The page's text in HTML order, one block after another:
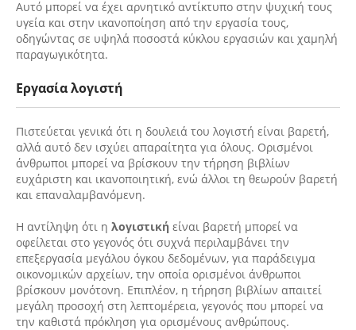
Αυτό μπορεί να έχει αρνητικό αντίκτυπο στην ψυχική τους
υγεία και στην ικανοποίηση από την εργασία τους,
οδηγώντας σε υψηλά ποσοστά κύκλου εργασιών και χαμηλή
παραγωγικότητα.
Εργασία λογιστή
Πιστεύεται γενικά ότι η δουλειά του λογιστή είναι βαρετή,
αλλά αυτό δεν ισχύει απαραίτητα για όλους. Ορισμένοι
άνθρωποι μπορεί να βρίσκουν την τήρηση βιβλίων
ευχάριστη και ικανοποιητική, ενώ άλλοι τη θεωρούν βαρετή
και επαναλαμβανόμενη.
Η αντίληψη ότι η λογιστική είναι βαρετή μπορεί να
οφείλεται στο γεγονός ότι συχνά περιλαμβάνει την
επεξεργασία μεγάλου όγκου δεδομένων, για παράδειγμα
οικονομικών αρχείων, την οποία ορισμένοι άνθρωποι
βρίσκουν μονότονη. Επιπλέον, η τήρηση βιβλίων απαιτεί
μεγάλη προσοχή στη λεπτομέρεια, γεγονός που μπορεί να
την καθιστά πρόκληση για ορισμένους ανθρώπους.